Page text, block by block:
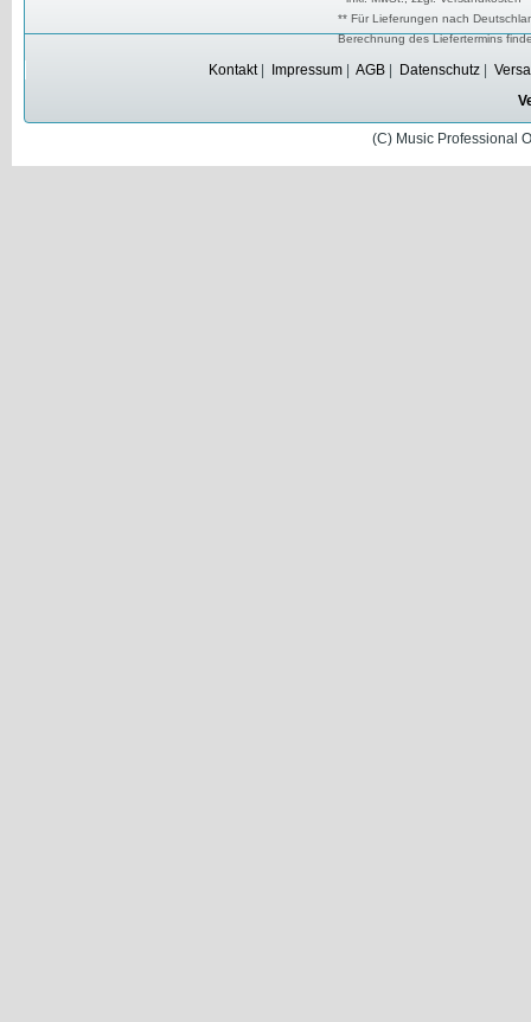
** Für Lieferungen nach
Berechnung des Liefertermins
Kontakt| Impressum | AGB | Datenschutz |
(C) Music Professional